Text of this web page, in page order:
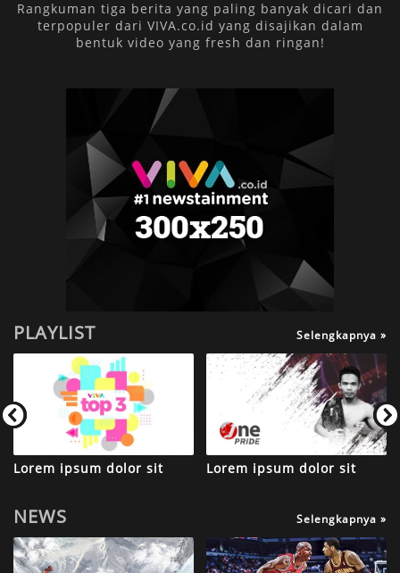
Rangkuman tiga berita yang paling banyak dicari dan
terpopuler dari VIVA.co.id yang disajikan dalam
bentuk video yang fresh dan ringan!
PLAYLIST Selengkapnya »
Lorem ipsum dolor sit Lorem ipsum dolor sit
NEWS Selengkapnya »